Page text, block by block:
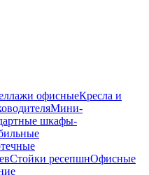
офисныеКресла и
Мини-
шкафы-
Стойки ресепшнОфисные